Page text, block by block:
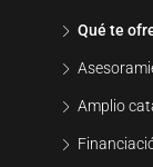
Qué te
Amplio